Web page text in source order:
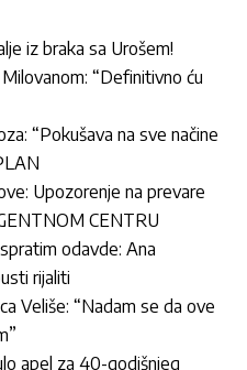
iz braka sa Urošem!
“Definitivno ću
“Pokušava na sve načine
Upozorenje na prevare
CENTRU
odavde: Ana
rijaliti
Veliše: “Nadam se da ove
apel za 40-godišnjeg